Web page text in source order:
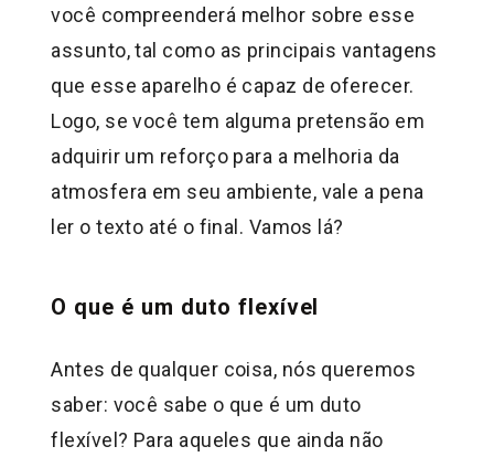
você compreenderá melhor sobre esse
assunto, tal como as principais vantagens
que esse aparelho é capaz de oferecer.
Logo, se você tem alguma pretensão em
adquirir um reforço para a melhoria da
atmosfera em seu ambiente, vale a pena
ler o texto até o final. Vamos lá?
O que é um duto flexível
Antes de qualquer coisa, nós queremos
saber: você sabe o que é um duto
flexível? Para aqueles que ainda não